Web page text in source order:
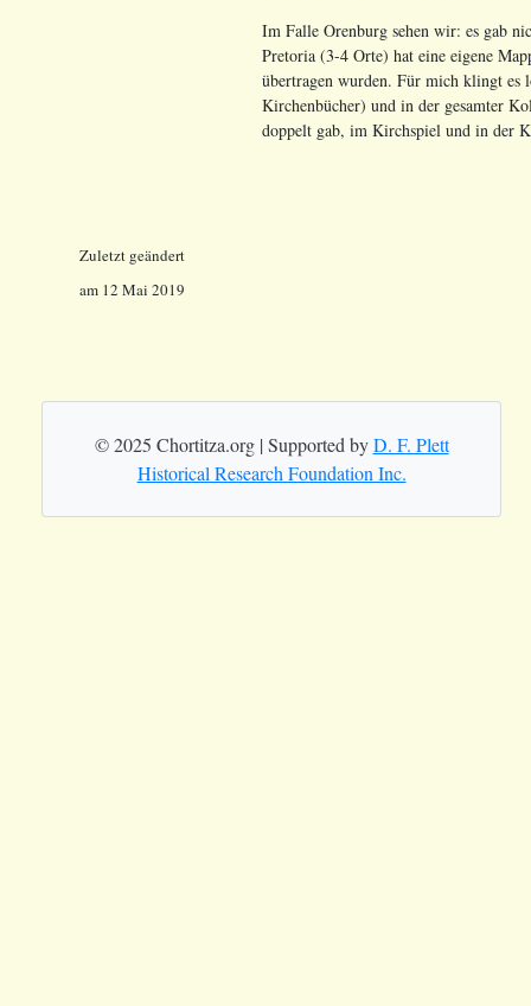
Im Falle Orenburg sehen wir: es gab
Pretoria (3-4 Orte) hat eine eigene
übertragen wurden. Für mich klingt
Kirchenbücher) und in der gesamter
doppelt gab, im Kirchspiel und in der
Zuletzt geändert
am 12 Mai 2019
© 2025 Chortitza.org | Supported byD. F. Plett
Historical Research Foundation Inc.